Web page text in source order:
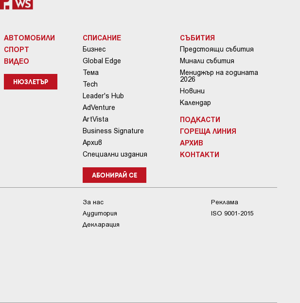
АВТОМОБИЛИ
СПОРТ
ВИДЕО
НЮЗЛЕТЪР
СПИСАНИЕ
Бизнес
Global Edge
Тема
Tech
Leader's Hub
AdVenture
ArtVista
Business Signature
Архив
Специални издания
АБОНИРАЙ СЕ
СЪБИТИЯ
Предстоящи събития
Минали събития
Мениджър на годината
2026
Новини
Календар
ПОДКАСТИ
ГОРЕЩА ЛИНИЯ
АРХИВ
КОНТАКТИ
За нас
Реклама
Аудитория
ISO 9001-2015
Декларация